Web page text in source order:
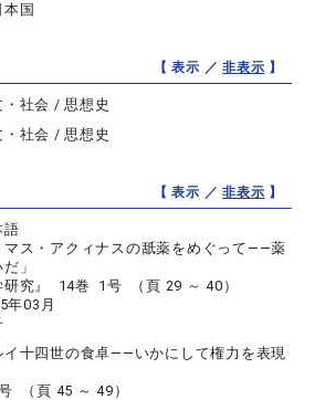
本国
【 表示 ／非表示 】
・社会 / 思想史
・社会 / 思想史
【 表示 ／非表示 】
語
マス・アクィナスの舐薬をめぐって――薬
」
研究』 14巻 1号 （頁 29 ～ 40）
年03月
イ十四世の食卓——いかにして権力を表現
（頁 45 ～ 49）